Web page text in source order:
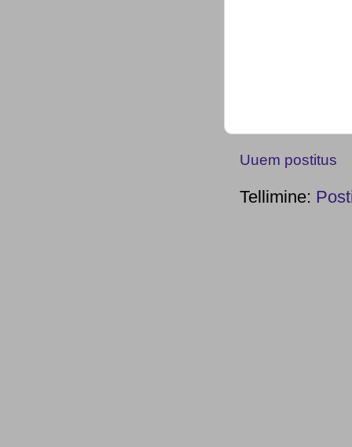
Uuem postitus
Tellimine: